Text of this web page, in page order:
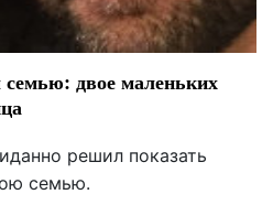
семью: двое маленьких
решил показать
семью.